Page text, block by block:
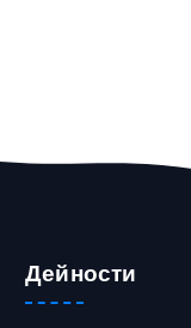
Дейности